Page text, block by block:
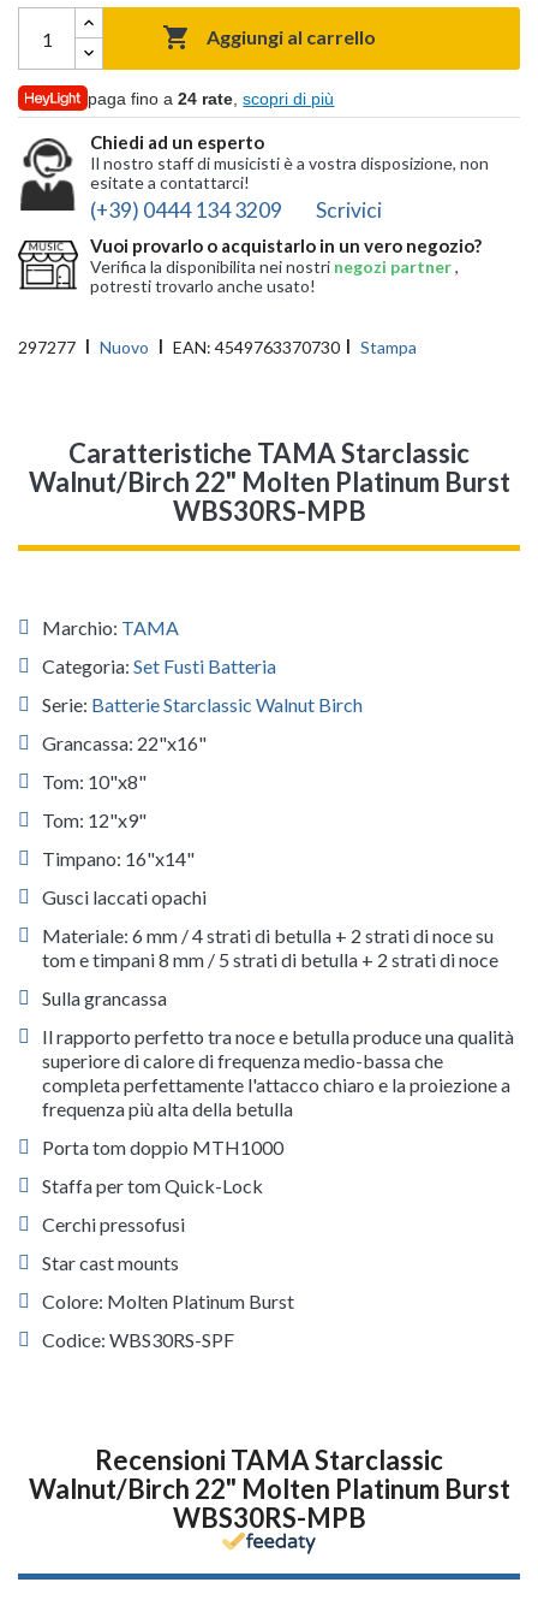
 Aggiungi al carrello
paga fino a24 rate ,scopri di più
Chiedi ad un esperto
Il nostro staff di musicisti è a vostra disposizione, non
esitate a contattarci!
(+39) 0444 134 3209 Scrivici
Vuoi provarlo o acquistarlo in un vero negozio?
Verifica la disponibilita nei nostri negozi partner,
potresti trovarlo anche usato!
297277 Nuovo EAN: 4549763370730 Stampa
Caratteristiche TAMA Starclassic
Walnut/Birch 22" Molten Platinum Burst
WBS30RS-MPB
Marchio: TAMA
Categoria: Set Fusti Batteria
Serie: Batterie Starclassic Walnut Birch
Grancassa: 22"x16"
Tom: 10"x8"
Tom: 12"x9"
Timpano: 16"x14"
Gusci laccati opachi
Materiale: 6 mm / 4 strati di betulla + 2 strati di noce su
tom e timpani 8 mm / 5 strati di betulla + 2 strati di noce
Sulla grancassa
Il rapporto perfetto tra noce e betulla produce una qualità
superiore di calore di frequenza medio-bassa che
completa perfettamente l'attacco chiaro e la proiezione a
frequenza più alta della betulla
Porta tom doppio MTH1000
Staffa per tom Quick-Lock
Cerchi pressofusi
Star cast mounts
Colore: Molten Platinum Burst
Codice: WBS30RS-SPF
Recensioni TAMA Starclassic
Walnut/Birch 22" Molten Platinum Burst
WBS30RS-MPB